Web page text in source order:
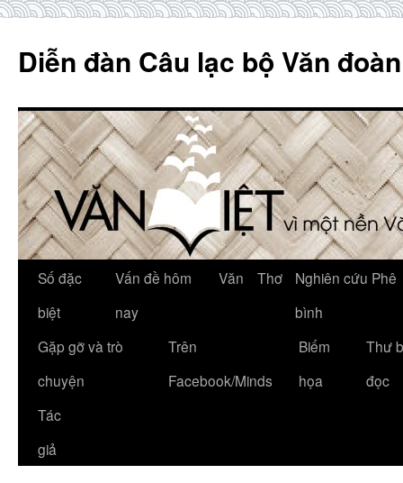
content
Diễn đàn Câu lạc bộ Văn
Số đặc
biệt
Vấn đề hôm
nay
Văn Thơ
Nghiên cứu Phê
bình
Gặp gỡ và trò
chuyện
Trên
Facebook/Minds
Biếm
họa
Thư
đọc
Tác
giả